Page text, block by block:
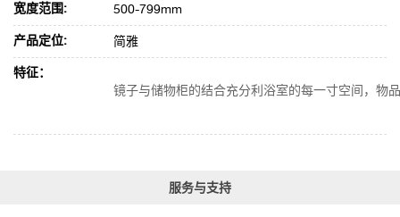
宽度范围: 500-799mm
产品定位: 简雅
特征：
镜子与储物柜的结合充分利浴室的每一寸空间，物
服务与支持